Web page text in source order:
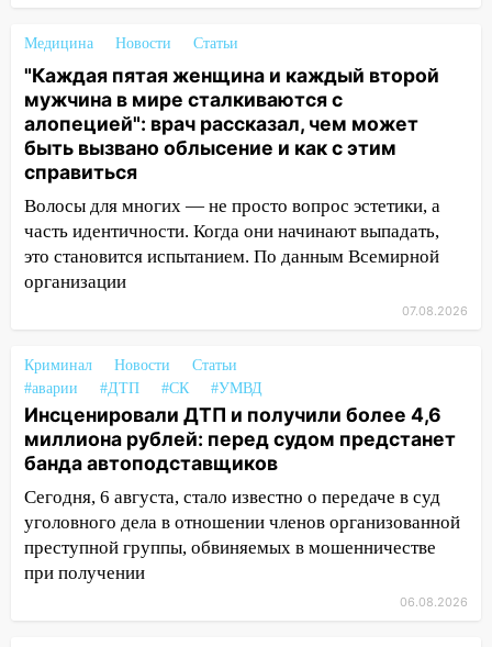
11:16
доску декабристу Кондратию Рылееву
10:40 В Ульяновске спасатели ночью
нашли потерявшегося в заброшенных
садах 79-летнего мужчину
10:26 На нескольких улицах Ульяновска
временно отключили холодную воду
10:14 В Ульяновске двоих участников
09:52
Ночью беспилотники сбили над
соседними Татарстаном и Саратовской
областью
09:41 Диана Шурыгина уверовала в
Бога в СИЗО
09:35 В Ульяновске директора фирмы
будут судить за неуплату налогов на 48
млн рублей
Медицина Новости Статьи
"Каждая пятая женщина и каждый второй
мужчина в мире сталкиваются с
алопецией": врач рассказал, чем может
быть вызвано облысение и как с этим
справиться
Волосы для многих — не просто вопрос эстетики, а
часть идентичности. Когда они начинают выпадать,
это становится испытанием. По данным Всемирной
организации
07.08.2026
Криминал Новости
Статьи
#аварии
#ДТП #СК #УМВД
Инсценировали ДТП и получили более 4,6
миллиона рублей: перед судом предстанет
банда автоподставщиков
Сегодня, 6 августа, стало известно о передаче в суд
уголовного дела в отношении членов организованной
преступной группы, обвиняемых в мошенничестве
при получении
06.08.2026